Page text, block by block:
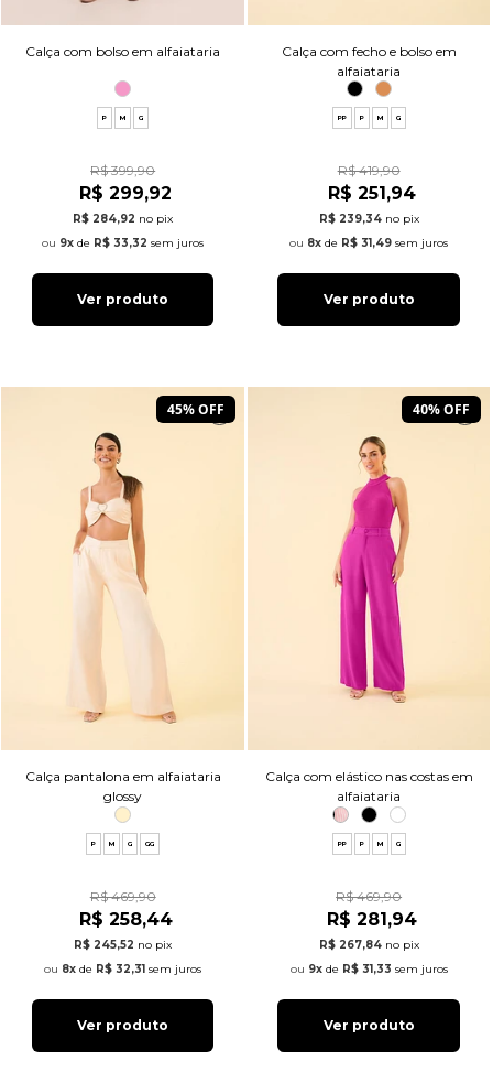
Calça com bolso em alfaiataria
P M G
R$ 399,90
R$ 299,92
R$ 284,92 no pix
9x de R$ 33,32 sem juros
Ver produto
Calça com fecho e bolso em
alfaiataria
PP P M G
R$ 419,90
R$ 251,94
R$ 239,34 no pix
8x de R$ 31,49 sem juros
Ver produto
45% OFF
Calça pantalona em alfaiataria
glossy
P M G GG
R$ 469,90
R$ 258,44
R$ 245,52 no pix
8x de R$ 32,31 sem juros
Ver produto
40% OFF
Calça com elástico nas costas em
alfaiataria
PP P M G
R$ 469,90
R$ 281,94
R$ 267,84 no pix
9xde R$ 31,33 sem juros
Ver produto